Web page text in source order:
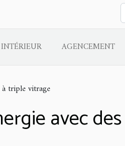
INTÉRIEUR AGENCEMENT
à triple vitrage
avec